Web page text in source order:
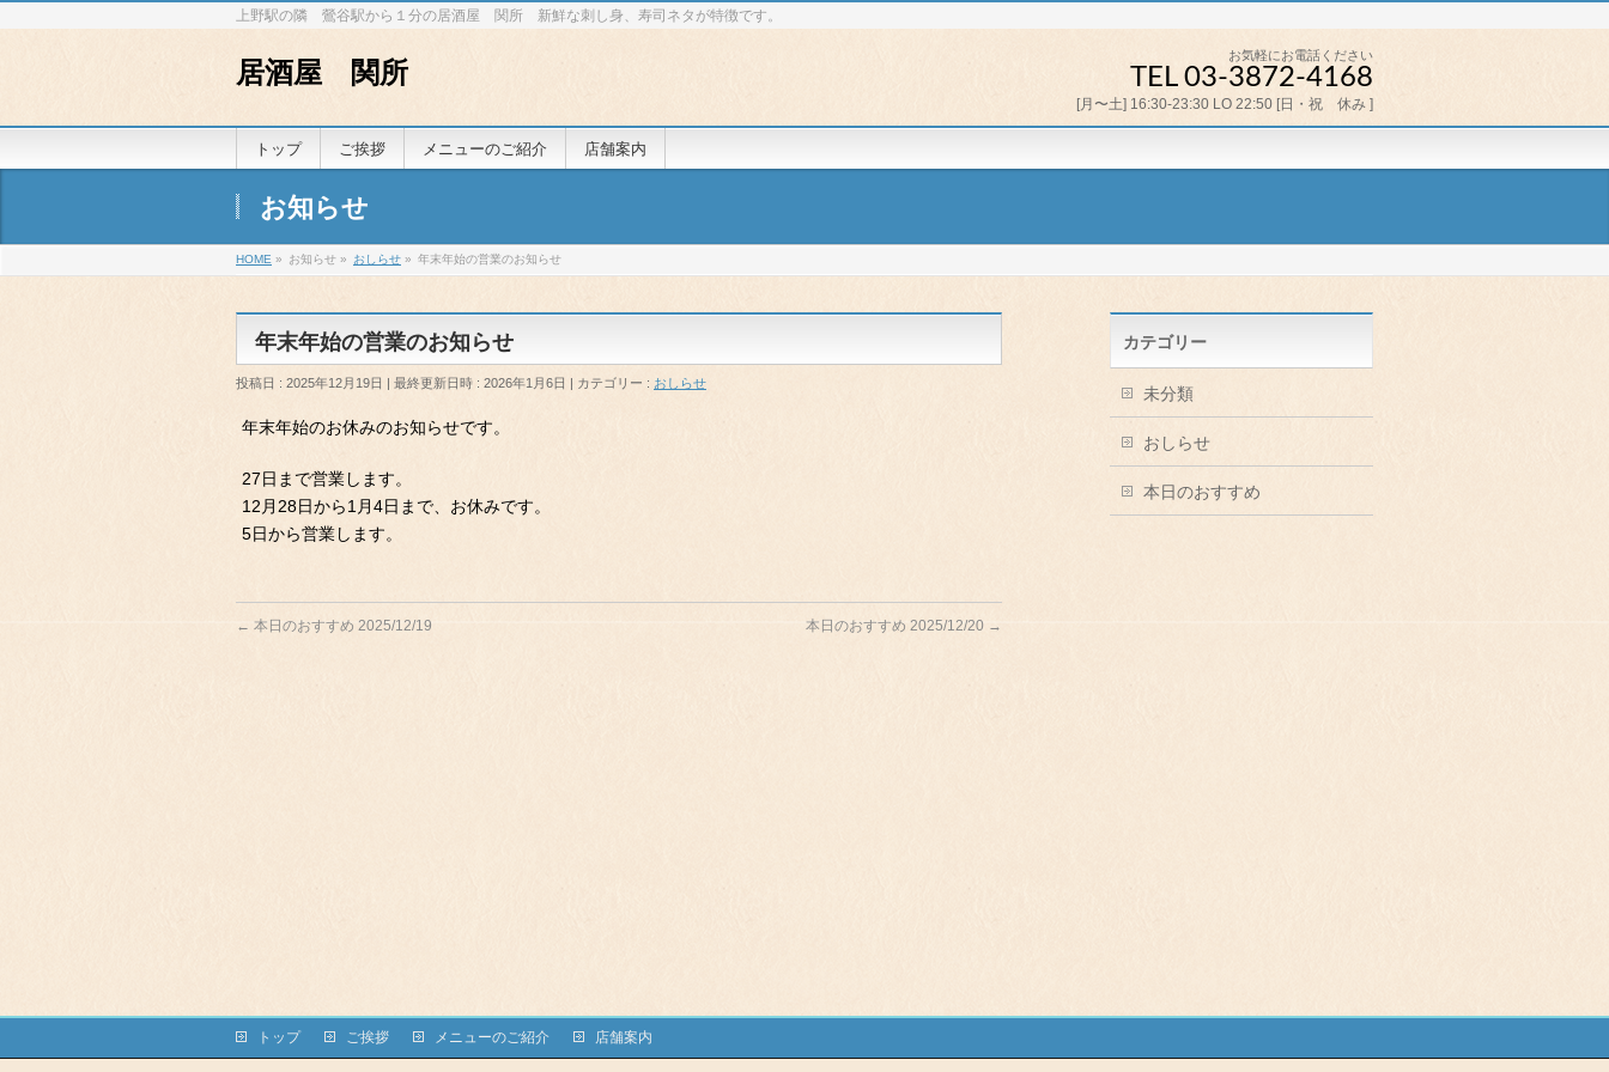
上野駅の隣 鶯谷駅から１分の居酒屋 関所 新鮮な刺し身、寿司ネタが特徴です。
居酒屋 関所
お気軽にお電話ください
TEL 03-3872-4168
[月〜土] 16:30-23:30 LO 22:50 [日・祝 休み ]
トップ ご挨拶 メニューのご紹介 店舗案内
お知らせ
HOME » お知らせ » おしらせ » 年末年始の営業のお知らせ
年末年始の営業のお知らせ
投稿日 : 2025年12月19日 最終更新日時 : 2026年1月6日 カテゴリー : おしらせ
年末年始のお休みのお知らせです。
27日まで営業します。
12月28日から1月4日まで、お休みです。
5日から営業します。
← 本日のおすすめ 2025/12/19 本日のおすすめ 2025/12/20 →
カテゴリー
未分類
おしらせ
本日のおすすめ
トップ ご挨拶 メニューのご紹介 店舗案内